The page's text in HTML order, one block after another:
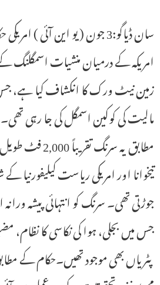
سان ڈیاگو:3 جون ( یو این آئی )
امریکہ کے درمیان منشیات اسمگلنگ
زمین نیٹ ورک کا انکشاف کیا ہے،
مالیت کی کوکین اسمگل کی جا رہی
مطابق یہ سرنگ
تیخوانا اور امریکی ریاست کیلیفورنیا
جوڑتی تھی۔ سرنگ کو انتہائی پیشہ ورانہ
جس میں بجلی، ہوا کی نکاسی کا نظام،
پٹریاں بھی موجود تھیں۔حکام کے